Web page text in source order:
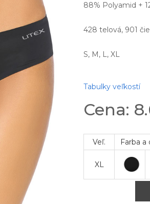
88% Polyamid +
428 telová, 901
S, M, L, XL
Tabulky veľkostí
Cena:
Veľ. Farba
XL